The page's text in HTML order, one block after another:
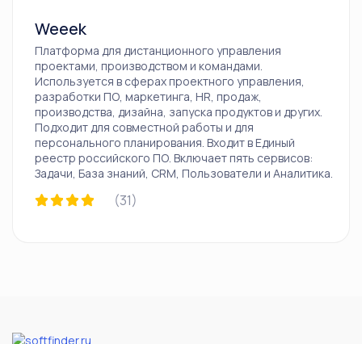
Weeek
Платформа для дистанционного управления
проектами, производством и командами.
Используется в сферах проектного управления,
разработки ПО, маркетинга, HR, продаж,
производства, дизайна, запуска продуктов и других.
Подходит для совместной работы и для
персонального планирования. Входит в Единый
реестр российского ПО. Включает пять сервисов:
Задачи, База знаний, CRM, Пользователи и Аналитика.
(31)